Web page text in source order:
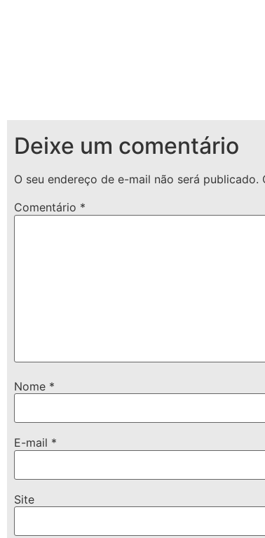
Deixe um comentário
O seu endereço de e-mail não será publicado.
Comentário *
Nome *
E-mail *
Site